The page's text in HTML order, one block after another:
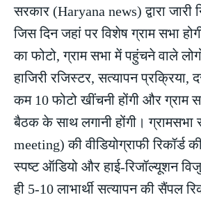
सरकार (Haryana news) द्वारा जारी
जिस दिन जहां पर विशेष ग्राम सभा
का फोटो, ग्राम सभा में पहुंचने वाले
हाजिरी रजिस्टर, सत्यापन
कम 10 फोटो खींचनी होंगी और ग्राम
बैठक के साथ लगानी होंगी। ग्रामसभा
meeting) की वीडियोग्राफी रिकॉर्ड
स्पष्ट ऑडियो और हाई-रिजॉल्यूशन
ही 5-10 लाभार्थी सत्यापन की सैंपल